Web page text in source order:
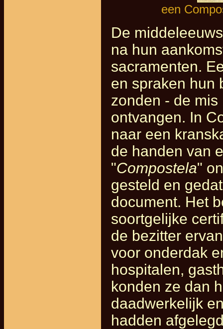
een
De
na hun
sacramenten.
en spraken hun
zonden - de
ontvangen. In
naar een
de handen van
"Compostela"
gesteld en
document. Het
soortgelijke
de bezitter
voor onderdak
hospitalen,
konden ze dan
daadwerkelijk
hadden